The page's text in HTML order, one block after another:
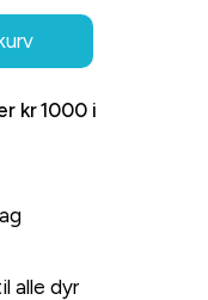
kr 1000 i
alle dyr